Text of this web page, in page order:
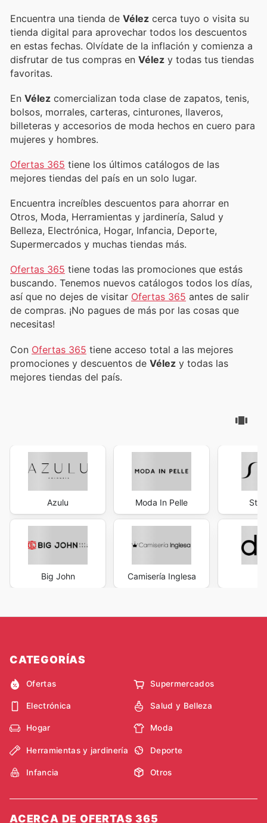
Encuentra una tienda de Vélez cerca tuyo o visita su
tienda digital para aprovechar todos los descuentos
en estas fechas. Olvídate de la inflación y comienza a
disfrutar de tus compras en Vélez y todas tus tiendas
favoritas.
En Vélez comercializan toda clase de zapatos, tenis,
bolsos, morrales, carteras, cinturones, llaveros,
billeteras y accesorios de moda hechos en cuero para
mujeres y hombres.
Ofertas 365 tiene los últimos catálogos de las
mejores tiendas del país en un solo lugar.
Encuentra increíbles descuentos para ahorrar en
Otros, Moda, Herramientas y jardinería, Salud y
Belleza, Electrónica, Hogar, Infancia, Deporte,
Supermercados y muchas tiendas más.
Ofertas 365 tiene todas las promociones que estás
buscando. Tenemos nuevos catálogos todos los días,
así que no dejes de visitar Ofertas 365 antes de salir
de compras. ¡No pagues de más por las cosas que
necesitas!
Con Ofertas 365 tiene acceso total a las mejores
promociones y descuentos de Vélez y todas las
mejores tiendas del país.
Azulu
Big John
Moda In Pelle
Camisería Inglesa
CATEGORÍAS
Ofertas Supermercados
Electrónica Salud y Belleza
Hogar Moda
Herramientas y jardinería Deporte
Infancia Otros
ACERCA DE OFERTAS 365